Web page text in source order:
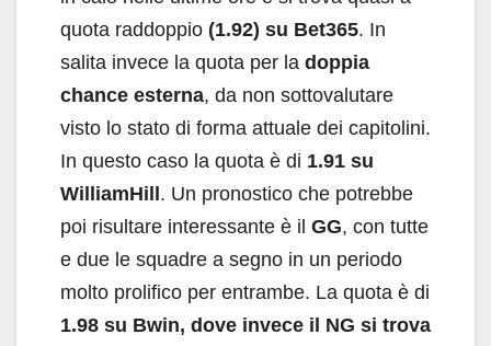
quota raddoppio (1.92) su Bet365. In
salita invece la quota per la doppia
chance esterna, da non sottovalutare
visto lo stato di forma attuale dei capitolini.
In questo caso la quota è di 1.91 su
WilliamHill . Un pronostico che potrebbe
poi risultare interessante è il GG, con tutte
e due le squadre a segno in un periodo
molto prolifico per entrambe. La quota è di
1.98 su Bwin, dove invece il NG si trova